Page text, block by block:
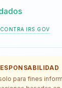
IRS.GOV
para fines